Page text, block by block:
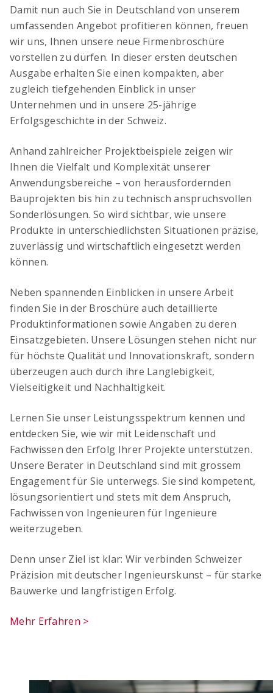
Damit nun auch Sie in Deutschland von unserem
umfassenden Angebot profitieren können, freuen
wir uns, Ihnen unsere neue Firmenbroschüre
vorstellen zu dürfen. In dieser ersten deutschen
Ausgabe erhalten Sie einen kompakten, aber
zugleich tiefgehenden Einblick in unser
Unternehmen und in unsere 25-jährige
Erfolgsgeschichte in der Schweiz.
Anhand zahlreicher Projektbeispiele zeigen wir
Ihnen die Vielfalt und Komplexität unserer
Anwendungsbereiche – von herausfordernden
Bauprojekten bis hin zu technisch anspruchsvollen
Sonderlösungen. So wird sichtbar, wie unsere
Produkte in unterschiedlichsten Situationen präzise,
zuverlässig und wirtschaftlich eingesetzt werden
können.
Neben spannenden Einblicken in unsere Arbeit
finden Sie in der Broschüre auch detaillierte
Produktinformationen sowie Angaben zu deren
Einsatzgebieten. Unsere Lösungen stehen nicht nur
für höchste Qualität und Innovationskraft, sondern
überzeugen auch durch ihre Langlebigkeit,
Vielseitigkeit und Nachhaltigkeit.
Lernen Sie unser Leistungsspektrum kennen und
entdecken Sie, wie wir mit Leidenschaft und
Fachwissen den Erfolg Ihrer Projekte unterstützen.
Unsere Berater in Deutschland sind mit grossem
Engagement für Sie unterwegs. Sie sind kompetent,
lösungsorientiert und stets mit dem Anspruch,
Fachwissen von Ingenieuren für Ingenieure
weiterzugeben.
Denn unser Ziel ist klar: Wir verbinden Schweizer
Präzision mit deutscher Ingenieurskunst – für starke
Bauwerke und langfristigen Erfolg.
Mehr Erfahren >